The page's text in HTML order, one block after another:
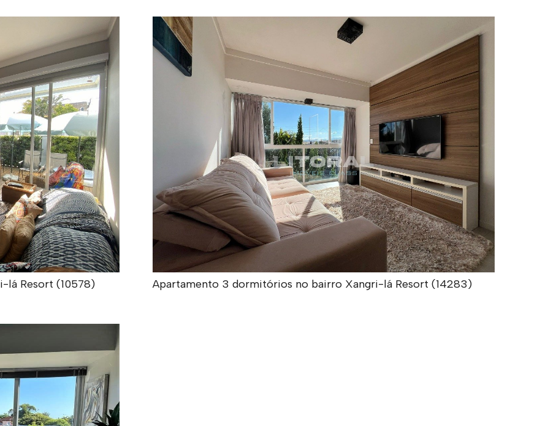
lá Resort (10578) Apartamento 3 dormitórios no bairro Xangri-lá Resort (14283)